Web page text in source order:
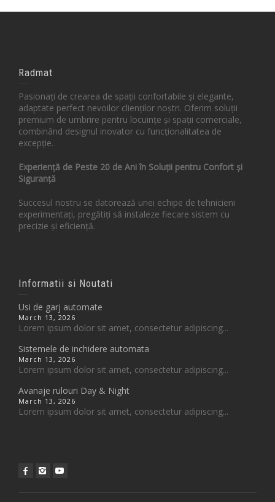
Radmat
Pasionați de crearea de spații confortabile și elegante,
adaptate perfect nevoilor clienților noștri. Oferim soluții
premium de umbrire pentru locuințe și spații comerciale,
combinând designul inovator cu funcționalitatea de
excepție.
Experiență de Peste 20 de Ani în Soluții pentru Confort și
Siguranță
Succesul nostru se datorează unei echipe de tehnicieni
experimentați, pregătiți să instaleze fiecare sistem cu
precizie și eficiență.
Informatii si Noutati
Usi de garj automate
March 13, 2026
Lorem ipsum dolor sit amet, consectetur adipiscing...
Sistemele de inchidere automata
March 13, 2026
Lorem ipsum dolor sit amet, consectetur adipiscing...
Avanaje rulouri Day & Night
March 13, 2026
Lorem ipsum dolor sit amet, consectetur adipiscing...